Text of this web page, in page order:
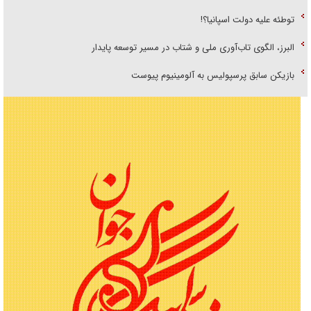
توطئه علیه دولت اسپانیا؟!
البرز، الگوی تاب‌آوری ملی و شتاب در مسیر توسعه پایدار
بازیکن سابق پرسپولیس به آلومینیوم پیوست